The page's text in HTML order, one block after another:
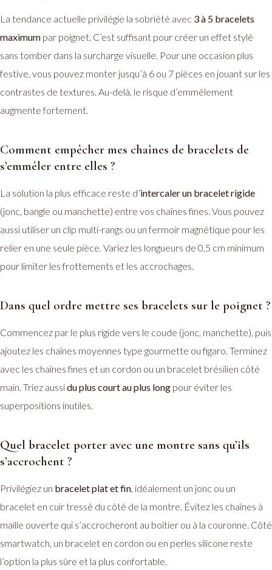
La tendance actuelle privilégie la sobriété avec 3 à 5 bracelets
maximum par poignet. C’est suffisant pour créer un effet stylé
sans tomber dans la surcharge visuelle. Pour une occasion plus
festive, vous pouvez monter jusqu’à 6 ou 7 pièces en jouant sur les
contrastes de textures. Au-delà, le risque d’emmêlement
augmente fortement.
Comment empêcher mes chaînes de bracelets de
s’emmêler entre elles ?
La solution la plus efficace reste d’intercaler un bracelet rigide
(jonc, bangle ou manchette) entre vos chaînes fines. Vous pouvez
aussi utiliser un clip multi-rangs ou un fermoir magnétique pour les
relier en une seule pièce. Variez les longueurs de 0,5 cm minimum
pour limiter les frottements et les accrochages.
Dans quel ordre mettre ses bracelets sur le poignet ?
Commencez par le plus rigide vers le coude (jonc, manchette), puis
ajoutez les chaînes moyennes type gourmette ou figaro. Terminez
avec les chaînes fines et un cordon ou un bracelet brésilien côté
main. Triez aussidu plus court au plus long pour éviter les
superpositions inutiles.
Quel bracelet porter avec une montre sans qu’ils
s’accrochent ?
Privilégiez un bracelet plat et fin , idéalement un jonc ou un
bracelet en cuir tressé du côté de la montre. Évitez les chaînes à
maille ouverte qui s’accrocheront au boîtier ou à la couronne. Côté
smartwatch, un bracelet en cordon ou en perles silicone reste
l’option la plus sûre et la plus confortable.